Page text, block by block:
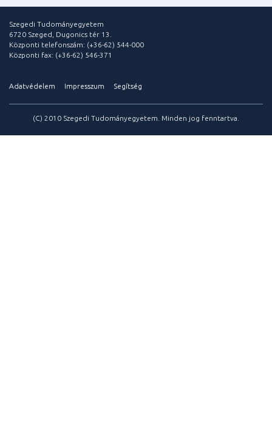
Szegedi Tudományegyetem
6720 Szeged, Dugonics tér 13.
Központi telefonszám: (+36-62) 544-000
Központi fax: (+36-62) 546-371
Adatvédelem Impresszum Segítség
(C) 2010 Szegedi Tudományegyetem. Minden jog fenntartva.